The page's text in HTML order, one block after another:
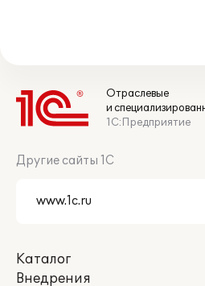
Отраслевые
и
1С:Предприятие
Другие сайты 1С
Каталог
Внедрения